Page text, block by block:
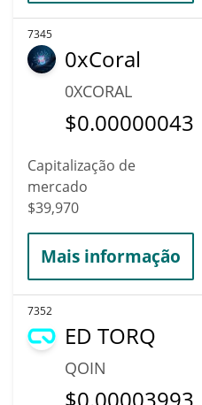
7345
0xCoral
0XCORAL
$0.00000043
Capitalização de
mercado
$39,970
Mais informação
7352
ED TORQ
QOIN
$0.00003993